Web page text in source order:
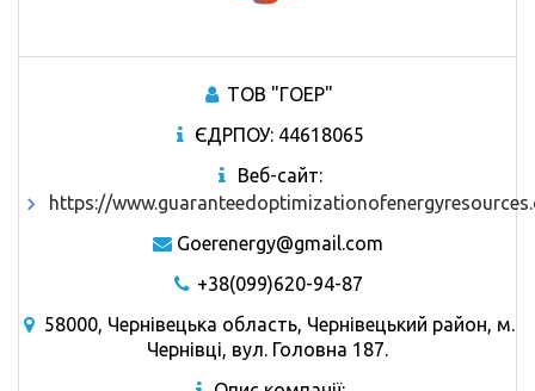
ТОВ "ГОЕР"
ЄДРПОУ: 44618065
Веб-сайт:
https://
Goerenergy@gmail.com
+38(099)620-94-87
58000, Чернівецька область, Чернівецький район, м.
Чернівці, вул. Головна 187.